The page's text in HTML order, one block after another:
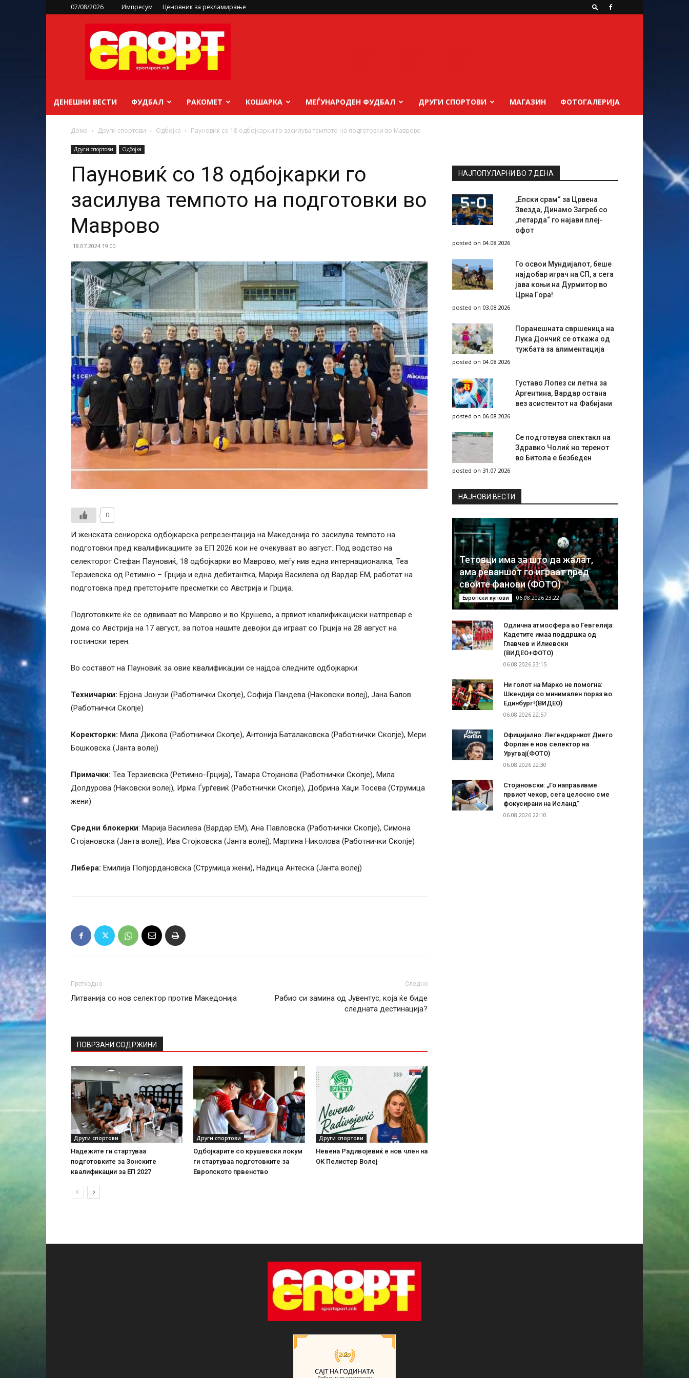
07/08/2026 Импресум Ценовник за рекламирање
sportsport.mk
ДЕНЕШНИ ВЕСТИ ФУДБАЛ РАКОМЕТ КОШАРКА МЕЃУНАРОДЕН ФУДБАЛ ДРУГИ СПОРТОВИ МАГАЗИН ФОТОГАЛЕРИЈА
Дома Други спортови Одбојка Пауновиќ со 18 одбојкарки го засилува темпото на подготовки во Маврово
Други спортови Одбојка
Пауновиќ со 18 одбојкарки го
засилува темпото на подготовки во
Маврово
18.07.2024 19:00
0
И женската сениорска одбојкарска репрезентација на Македонија го засилува темпото на
подготовки пред квалификациите за ЕП 2026 кои не очекуваат во август. Под водство на
селекторот Стефан Пауновиќ, 18 одбојкарки во Маврово, меѓу нив една интернационалка, Теа
Терзиевска од Ретимно – Грција и една дебитантка, Марија Василева од Вардар ЕМ, работат на
подготовка пред претстојните пресметки со Австрија и Грција.
Подготовките ќе се одвиваат во Маврово и во Крушево, а првиот квалификациски натпревар е
дома со Австрија на 17 август, за потоа нашите девојки да играат со Грција на 28 август на
гостински терен.
Во составот на Пауновиќ за овие квалификации се најдоа следните одбојкарки:
Техничарки: Ерјона Јонузи (Работнички Скопје), Софија Пандева (Наковски волеј), Јана Балов
(Работнички Скопје)
Коректорки: Мила Дикова (Работнички Скопје), Антонија Баталаковска (Работнички Скопје), Мери
Бошковска (Јанта волеј)
Примачки: Теа Терзиевска (Ретимно-Грција), Тамара Стојанова (Работнички Скопје), Мила
Долдурова (Наковски волеј), Ирма Ѓурѓевиќ (Работнички Скопје), Добрина Хаџи Тосева (Струмица
жени)
Средни блокерки: Марија Василева (Вардар ЕМ), Ана Павловска (Работнички Скопје), Симона
Стојановска (Јанта волеј), Ива Стојковска (Јанта волеј), Мартина Николова (Работнички Скопје)
Либера: Емилија Попјордановска (Струмица жени), Надица Антеска (Јанта волеј)
Претходно
Литванија со нов селектор против Македонија
Следно
Рабио си замина од Јувентус, која ќе биде
следната дестинација?
ПОВРЗАНИ СОДРЖИНИ
Други спортови
Надежите ги стартуваа
подготовките за Зонските
квалификации за ЕП 2027
Други спортови
Одбојкарите со крушевски локум
ги стартуваа подготовките за
Европското првенство
Други спортови
Невена Радивојевиќ е нов член на
ОК Пелистер Волеј
НАЈПОПУЛАРНИ ВО 7 ДЕНА
„Епски срам“ за Црвена
Звезда, Динамо Загреб со
„петарда“ го најави плеј-
офот
posted on 04.08.2026
Го освои Мундијалот, беше
најдобар играч на СП, а сега
јава коњи на Дурмитор во
Црна Гора!
posted on 03.08.2026
Поранешната свршеница на
Лука Дончиќ се откажа од
тужбата за алиментација
posted on 04.08.2026
Густаво Лопез си летна за
Аргентина, Вардар остана
вез асистентот на Фабијани
posted on 06.08.2026
Се подготвува спектакл на
Здравко Чолиќ но теренот
во Битола е безбеден
posted on 31.07.2026
НAЈНОВИ ВЕСТИ
Тетовци има за што да жалат,
ама реваншот го играат пред
своите фанови (ФОТО)
Европски купови 06.08.2026 23:22
Одлична атмосфера во Гевгелија:
Кадетите имаа поддршка од
Главчев и Илиевски
(ВИДЕО+ФОТО)
06.08.2026 23:15
Ни голот на Марко не помогна:
Шкендија со минимален пораз во
Единбург!(ВИДЕО)
06.08.2026 22:57
Официјално: Легендарниот Диего
Форлан е нов селектор на
Уругвај(ФОТО)
06.08.2026 22:30
Стојановски: „Го направивме
првиот чекор, сега целосно сме
фокусирани на Исланд“
06.08.2026 22:10